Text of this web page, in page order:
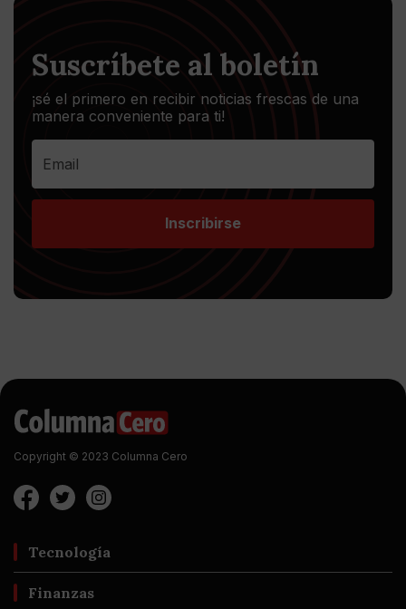
Suscríbete al boletín
¡sé el primero en recibir noticias frescas de una
manera conveniente para ti!
Inscribirse
Copyright © 2023 Columna Cero
Tecnología
Finanzas